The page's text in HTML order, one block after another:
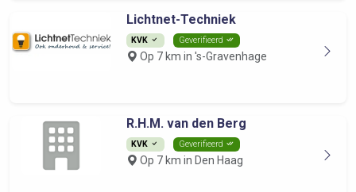
Lichtnet-Techniek
KVK Geverifieerd
Op 7 km in 's-Gravenhage
R.H.M. van den Berg
KVK Geverifieerd
Op 7 km in Den Haag